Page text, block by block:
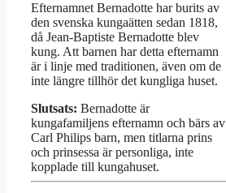
Efternamnet Bernadotte har burits av
den svenska kungaätten sedan 1818,
då Jean-Baptiste Bernadotte blev
kung. Att barnen har detta efternamn
är i linje med traditionen, även om de
inte längre tillhör det kungliga huset.
Slutsats: Bernadotte är
kungafamiljens efternamn och bärs av
Carl Philips barn, men titlarna prins
och prinsessa är personliga, inte
kopplade till kungahuset.